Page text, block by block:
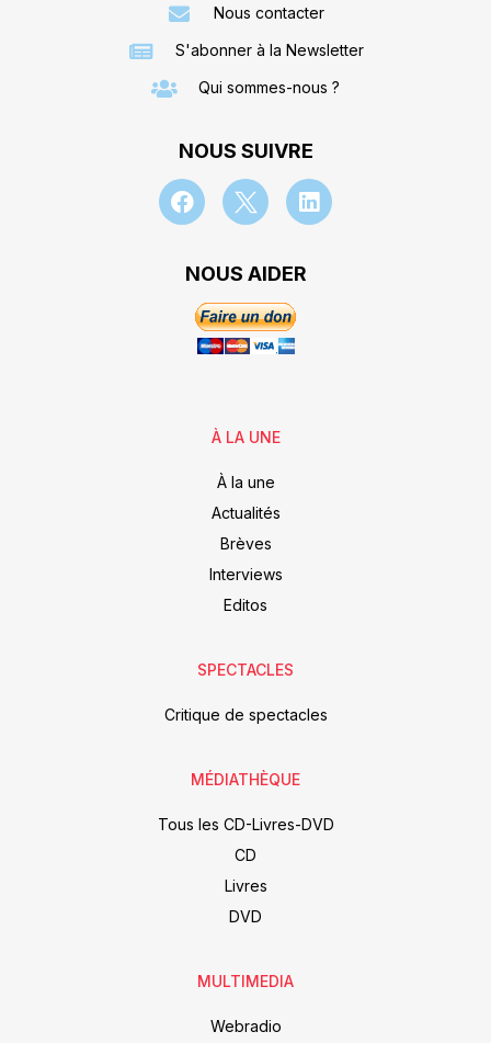
Nous contacter
S'abonner à la Newsletter
Qui sommes-nous ?
NOUS SUIVRE
NOUS AIDER
À LA UNE
À la une
Actualités
Brèves
Interviews
Editos
SPECTACLES
Critique de spectacles
MÉDIATHÈQUE
Tous les CD-Livres-DVD
CD
Livres
DVD
MULTIMEDIA
Webradio